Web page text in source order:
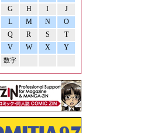
G H I
J
L M N
O
Q R S
T
V W X
Y
数字